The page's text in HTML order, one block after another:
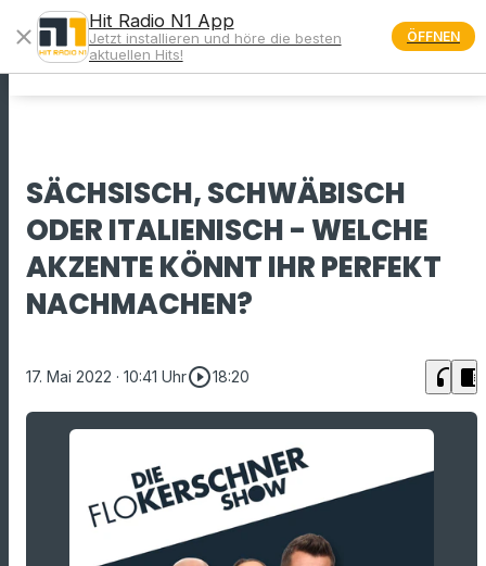
menu
SÄCHSISCH, SCHWÄBISCH
ODER ITALIENISCH - WELCHE
AKZENTE KÖNNT IHR PERFEKT
NACHMACHEN?
17. Mai 2022 · 10:41 Uhrplay_circle_outline18:20 headphones chrome_reader_mode
close
Hit Radio N1 App
Jetzt installieren und höre die besten
aktuellen Hits!
ÖFFNEN